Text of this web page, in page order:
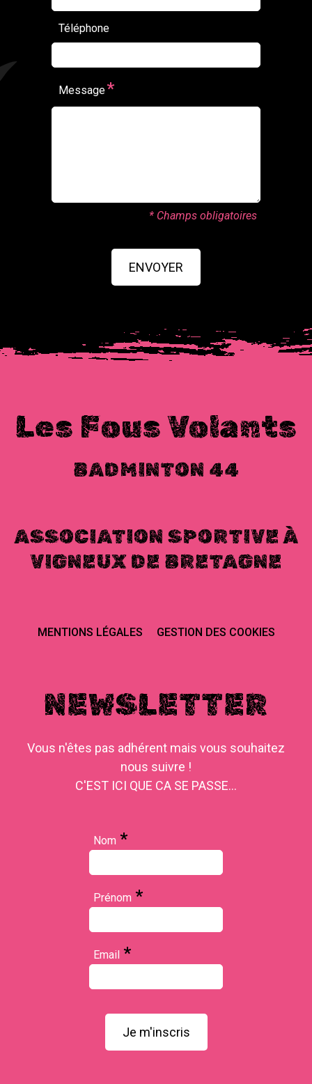
Téléphone
Message*
* Champs obligatoires
ENVOYER
Les Fous Volants
BADMINTON 44
ASSOCIATION SPORTIVE À
VIGNEUX DE BRETAGNE
MENTIONS LÉGALES GESTION DES COOKIES
NEWSLETTER
Vous n'êtes pas adhérent mais vous souhaitez
nous suivre !
C'EST ICI QUE CA SE PASSE...
Nom *
Prénom *
Email *
Je m'inscris